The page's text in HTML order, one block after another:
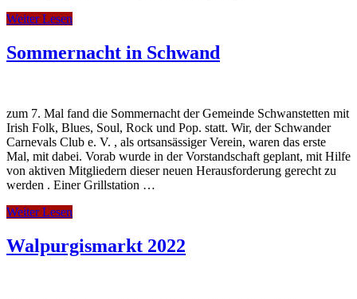
Weiter Lesen
Sommernacht in Schwand
zum 7. Mal fand die Sommernacht der Gemeinde Schwanstetten mit
Irish Folk, Blues, Soul, Rock und Pop. statt. Wir, der Schwander
Carnevals Club e. V. , als ortsansässiger Verein, waren das erste
Mal, mit dabei. Vorab wurde in der Vorstandschaft geplant, mit Hilfe
von aktiven Mitgliedern dieser neuen Herausforderung gerecht zu
werden . Einer Grillstation …
Weiter Lesen
Walpurgismarkt 2022